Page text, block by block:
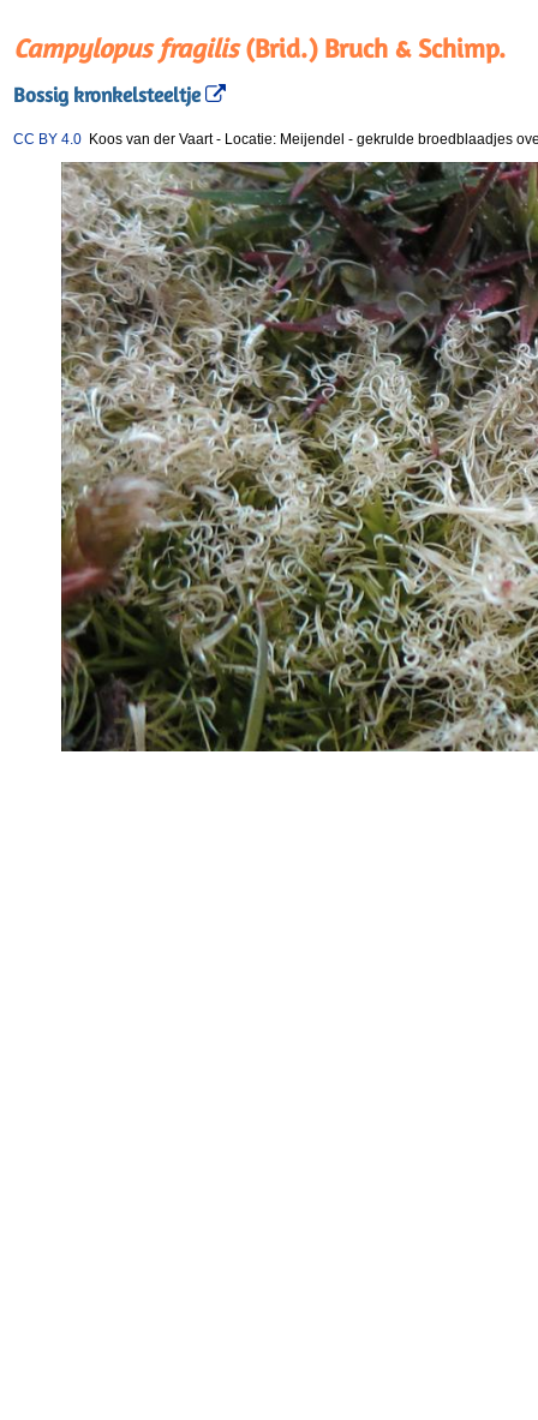
Campylopus fragilis(Brid.) Bruch & Schimp.
Bossig kronkelsteeltje
CC BY 4.0 Koos van der Vaart- Locatie: Meijendel - gekrulde broedblaadjes